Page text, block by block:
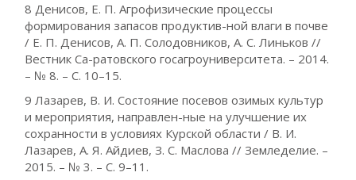
8 Денисов, Е. П. Агрофизические процессы
формирования запасов продуктив-ной влаги в почве
/ Е. П. Денисов, А. П. Солодовников, А. С. Линьков //
Вестник Са-ратовского госагроуниверситета. – 2014.
– № 8. – С. 10–15.
9 Лазарев, В. И. Состояние посевов озимых культур
и мероприятия, направлен-ные на улучшение их
сохранности в условиях Курской области / В. И.
Лазарев, А. Я. Айдиев, З. С. Маслова // Земледелие. –
2015. – № 3. – С. 9–11.